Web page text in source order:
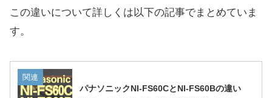
この違いについて詳しくは以下の記事でまとめていま
す。
関連
パナソニックNI-FS60CとNI-FS60Bの違い